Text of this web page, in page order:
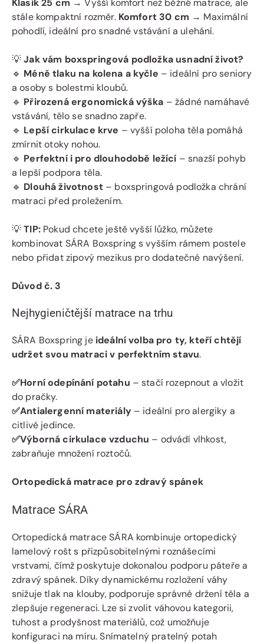
Klasik 25 cm → Vyšší komfort než běžné matrace, ale
stále kompaktní rozměr. Komfort 30 cm → Maximální
pohodlí, ideální pro snadné vstávání a ulehání.
💡Jak vám boxspringová podložka usnadní život?
🔹 Méně tlaku na kolena a kyčle – ideální pro seniory
a osoby s bolestmi kloubů.
🔹 Přirozená ergonomická výška – žádné namáhavé
vstávání, tělo se snadno zapře.
🔹 Lepší cirkulace krve – vyšší poloha těla pomáhá
zmírnit otoky nohou.
🔹 Perfektní i pro dlouhodobě ležící – snazší pohyb
a lepší podpora těla.
🔹 Dlouhá životnost– boxspringová podložka chrání
matraci před proležením.
💡TIP:Pokud chcete ještě vyšší lůžko, můžete
kombinovat SÁRA Boxspring s vyšším rámem postele
nebo přidat zipový mezikus pro dodatečné navýšení.
Důvod č. 3
Nejhygieničtější matrace na trhu
SÁRA Boxspring je ideální volba pro ty, kteří chtějí
udržet svou matraci v perfektním stavu.
✅Horní odepínání potahu – stačí rozepnout a vložit
do pračky.
✅Antialergenní materiály– ideální pro alergiky a
citlivé jedince.
✅Výborná cirkulace vzduchu – odvádí vlhkost,
zabraňuje množení roztočů.
Ortopedická matrace pro zdravý spánek
Matrace SÁRA
Ortopedická matrace SÁRA kombinuje ortopedický
lamelový rošt s přizpůsobitelnými roznášecími
vrstvami, čímž poskytuje dokonalou podporu páteře a
zdravý spánek. Díky dynamickému rozložení váhy
snižuje tlak na klouby, podporuje správné držení těla a
zlepšuje regeneraci. Lze si zvolit váhovou kategorii,
tuhost a prodyšnost materiálů, což umožňuje
konfiguraci na míru. Snímatelný pratelný potah